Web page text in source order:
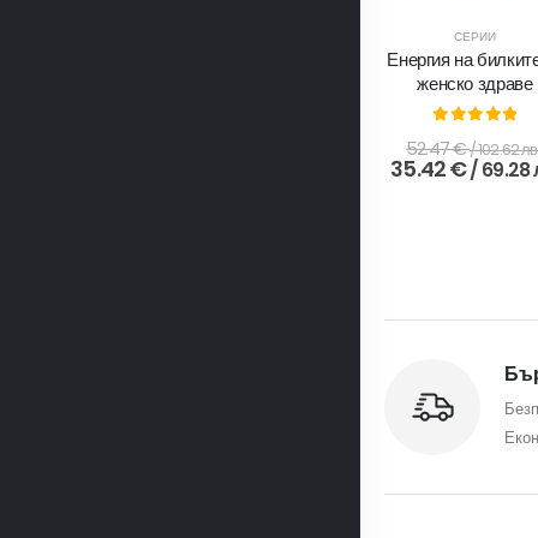
СЕРИИ
Енергия на
женско здраве
52.47€/ 102.62
35.42€/ 69.28